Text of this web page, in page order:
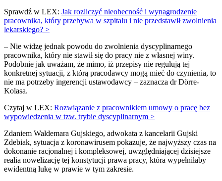
Sprawdź w LEX: Jak rozliczyć nieobecność i wynagrodzenie
pracownika, który przebywa w szpitalu i nie przedstawił zwolnienia
lekarskiego? >
– Nie widzę jednak powodu do zwolnienia dyscyplinarnego
pracownika, który nie stawił się do pracy nie z własnej winy.
Podobnie jak uważam, że mimo, iż przepisy nie regulują tej
konkretnej sytuacji, z którą pracodawcy mogą mieć do czynienia, to
nie ma potrzeby ingerencji ustawodawcy – zaznacza dr Dörre-
Kolasa.
Czytaj w LEX: Rozwiązanie z pracownikiem umowy o pracę bez
wypowiedzenia w tzw. trybie dyscyplinarnym >
Zdaniem Waldemara Gujskiego, adwokata z kancelarii Gujski
Zdebiak, sytuacja z koronawirusem pokazuje, że najwyższy czas na
dokonanie racjonalnej i kompleksowej, uwzględniającej dzisiejsze
realia nowelizację tej konstytucji prawa pracy, która wypełniłaby
ewidentną lukę w prawie w tym zakresie.